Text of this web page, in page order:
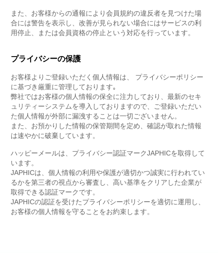
また、お客様からの通報により会員規約の違反者を見つけた場
合には警告を表示し、改善が見られない場合にはサービスの利
用停止、または会員資格の停止という対応を行っています。
プライバシーの保護
お客様よりご登録いただく個人情報は、 プライバシーポリシー
に基づき厳重に管理しております｡
弊社ではお客様の個人情報の保全に注力しており、最新のセキ
ュリティーシステムを導入しておりますので、ご登録いただい
た個人情報が外部に漏洩することは一切ございません。
また、お預かりした情報の保管期間を定め、確認が取れた情報
は速やかに破棄しています。
ハッピーメールは、プライバシー認証マークJAPHICを取得して
います。
JAPHICは、個人情報の利用や保護が適切かつ誠実に行われてい
るかを第三者の視点から審査し、高い基準をクリアした企業が
取得できる認証マークです。
JAPHICの認証を受けたプライバシーポリシーを適切に運用し、
お客様の個人情報を守ることをお約束します。